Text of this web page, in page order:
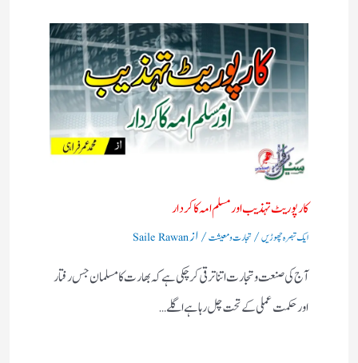
کارپوریٹ تہذیب اور مسلم امہ کا کردار
ایک تبصرہ چھوڑیں/تجارت و معیشت/ ازSaile Rawan
آج کی صنعت و تجارت اتنا ترقی کر چکی ہے کہ بھارت کا مسلمان جس رفتار
اور حکمت عملی کے تحت چل رہا ہے اگلے…